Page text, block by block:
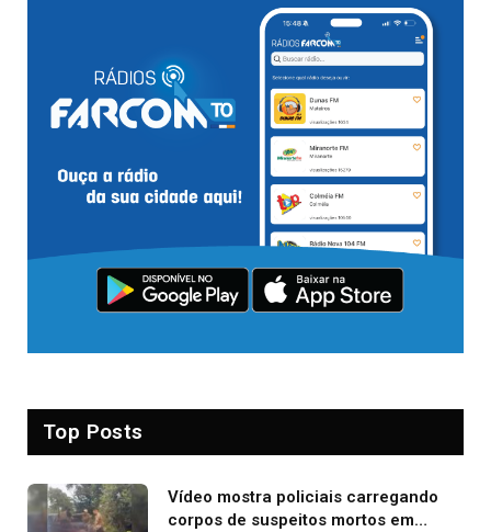
Top Posts
Vídeo mostra policiais carregando
corpos de suspeitos mortos em